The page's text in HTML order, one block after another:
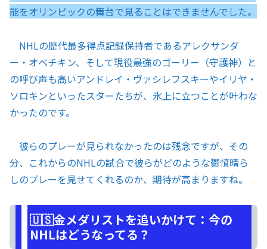
能をオリンピックの舞台で見ることはできませんでした。
NHLの歴代最多得点記録保持者であるアレクサンダ
ー・オベチキン、そして現役最強のゴーリー（守護神）と
の呼び声も高いアンドレイ・ヴァシレフスキーやイリヤ・
ソロキンといったスターたちが、氷上に立つことが叶わな
かったのです。
彼らのプレーが見られなかったのは残念ですが、その
分、これからのNHLの試合で彼らがどのような鬱憤晴ら
しのプレーを見せてくれるのか、期待が高まりますね。
🇺🇸金メダリストを追いかけて：今の
NHLはどうなってる？